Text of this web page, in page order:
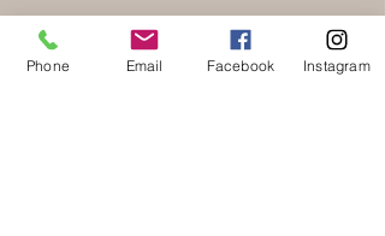
Fritigsbier am 25. September
2026 - Weisswurst und Brezel
Phone Email Facebook Instagram